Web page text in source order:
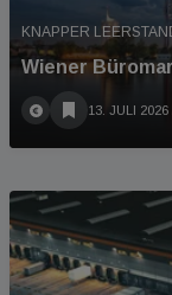
KNAPPER
Wiener
13. JULI 2026